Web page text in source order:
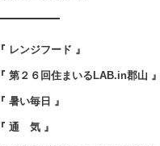
『 レンジフード 』
『 第２６回住まいるLAB.in郡山 』
『 暑い毎日 』
『 通 気 』